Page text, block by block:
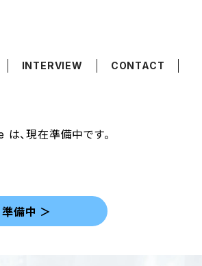
INTERVIEW CONTACT
、現在準備中です。
準備中 ＞